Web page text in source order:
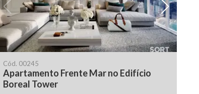
Cód. 00245
Apartamento Frente Mar no Edifício
Boreal Tower